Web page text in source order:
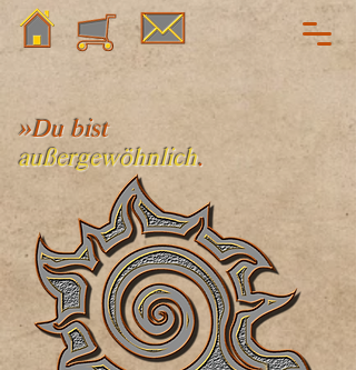
»Du bist
außergewöhnlich.